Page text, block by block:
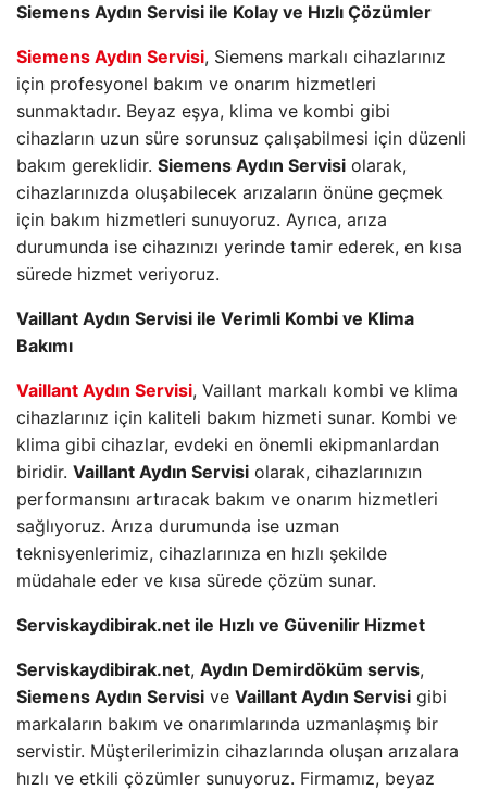
Siemens Aydın Servisi ile Kolay ve Hızlı Çözümler
Siemens Aydın Servisi, Siemens markalı cihazlarınız
için profesyonel bakım ve onarım hizmetleri
sunmaktadır. Beyaz eşya, klima ve kombi gibi
cihazların uzun süre sorunsuz çalışabilmesi için düzenli
bakım gereklidir. Siemens Aydın Servisi olarak,
cihazlarınızda oluşabilecek arızaların önüne geçmek
için bakım hizmetleri sunuyoruz. Ayrıca, arıza
durumunda ise cihazınızı yerinde tamir ederek, en kısa
sürede hizmet veriyoruz.
Vaillant Aydın Servisi ile Verimli Kombi ve Klima
Bakımı
Vaillant Aydın Servisi, Vaillant markalı kombi ve klima
cihazlarınız için kaliteli bakım hizmeti sunar. Kombi ve
klima gibi cihazlar, evdeki en önemli ekipmanlardan
biridir. Vaillant Aydın Servisi olarak, cihazlarınızın
performansını artıracak bakım ve onarım hizmetleri
sağlıyoruz. Arıza durumunda ise uzman
teknisyenlerimiz, cihazlarınıza en hızlı şekilde
müdahale eder ve kısa sürede çözüm sunar.
Serviskaydibirak.net ile Hızlı ve Güvenilir Hizmet
Serviskaydibirak.net, Aydın Demirdöküm servis,
Siemens Aydın Servisi ve Vaillant Aydın Servisi gibi
markaların bakım ve onarımlarında uzmanlaşmış bir
servistir. Müşterilerimizin cihazlarında oluşan arızalara
hızlı ve etkili çözümler sunuyoruz. Firmamız, beyaz